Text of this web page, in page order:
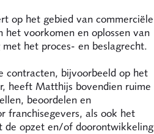
op het gebied van commerciële
het voorkomen en oplossen van
het proces- en beslagrecht.
contracten, bijvoorbeeld op het
heeft Matthijs bovendien ruime
beoordelen en
franchisegevers, als ook het
de opzet en/of doorontwikkeling